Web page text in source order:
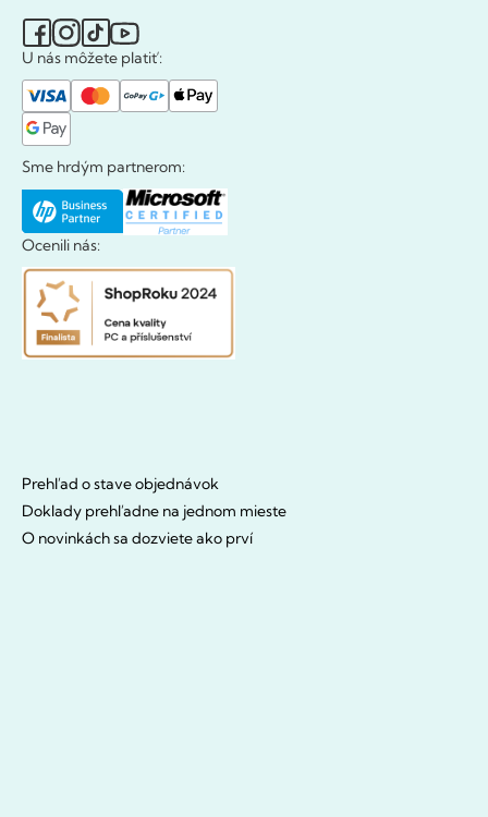
U nás môžete platiť:
Sme hrdým partnerom:
Ocenili nás:
Prehľad o stave objednávok
Doklady prehľadne na jednom mieste
O novinkách sa dozviete ako prví